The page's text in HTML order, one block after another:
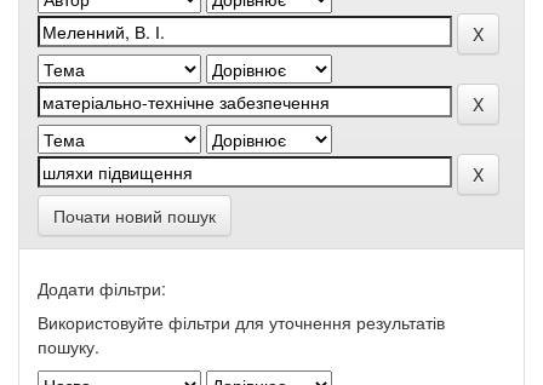
Почати новий пошук
Додати фільтри:
Використовуйте фільтри для уточнення результатів
пошуку.